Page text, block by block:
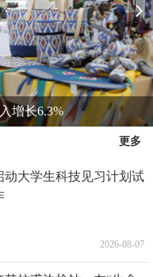
增长6.3%
更多
动大学生科技见习计划试
2026-08-07